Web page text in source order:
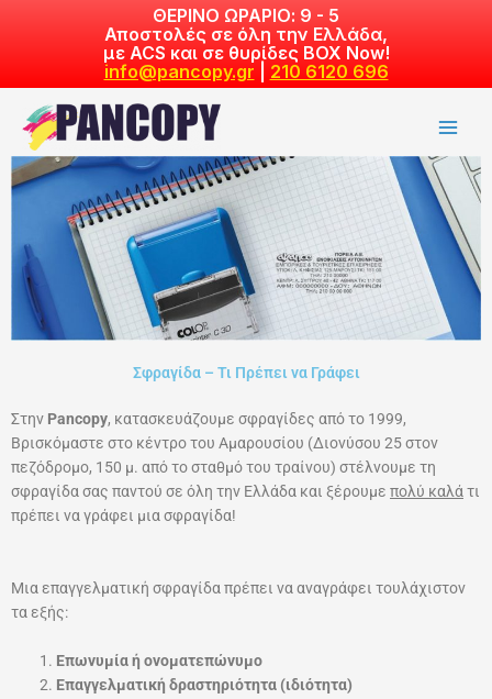
ΘΕΡΙΝΟ ΩΡΑΡΙΟ: 9 - 5
Αποστολές σε όλη την Ελλάδα,
με ACS και σε θυρίδες BOX Now!
info@pancopy.gr
210 6120 696
Σφραγίδα – Τι Πρέπει να Γράφει
Στην Pancopy, κατασκευάζουμε σφραγίδες από το 1999,
Βρισκόμαστε στο κέντρο του Αμαρουσίου (Διονύσου 25 στον
πεζόδρομο, 150 μ. από το σταθμό του τραίνου) στέλνουμε τη
σφραγίδα σας παντού σε όλη την Ελλάδα και ξέρουμε πολύ καλάτι
πρέπει να γράφει μια σφραγίδα!
Μια επαγγελματική σφραγίδα πρέπει να αναγράφει τουλάχιστον
τα εξής:
Επωνυμία ή ονοματεπώνυμο
Επαγγελματική δραστηριότητα (ιδιότητα)